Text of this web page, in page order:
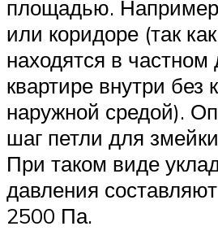
площадью.
или коридоре (так
находятся в
квартире внутри без
наружной средой).
шаг петли для
При таком виде
давления
2500 Па.